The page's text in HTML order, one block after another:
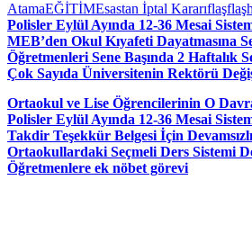
AtamaEĞİTİMEsastan İptal Kararıflaş
Polisler Eylül Ayında 12-36 Mesai
MEB’den Okul Kıyafeti Dayatmasına
Öğretmenleri Sene Başında 2 Haftalık
Çok Sayıda Üniversitenin Rektörü
Ortaokul ve Lise Öğrencilerinin O
Polisler Eylül Ayında 12-36 Mesai
Takdir Teşekkür Belgesi İçin
Ortaokullardaki Seçmeli Ders Sistemi
Öğretmenlere ek nöbet görevi